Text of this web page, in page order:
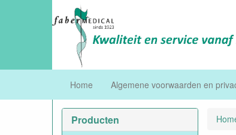
Home Algemene voorwaarden en
Producten